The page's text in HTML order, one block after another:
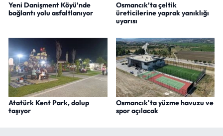
Yeni Danişment Köyü’nde
bağlantı yolu asfaltlanıyor
Osmancık’ta çeltik
üreticilerine yaprak yanıklığı
uyarısı
Atatürk Kent Park, dolup
taşıyor
Osmancık'ta yüzme havuzu ve
spor açılacak